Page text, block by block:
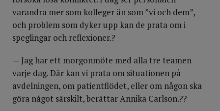
varandra mer som kolleger än som ”vi och dem”,
och problem som dyker upp kan de prata om i
speglingar och reflexioner.?
— Jag har ett morgonmöte med alla tre teamen
varje dag. Där kan vi prata om situationen på
avdelningen, om patientflödet, eller om någon ska
göra något särskilt, berättar Annika Carlson.??